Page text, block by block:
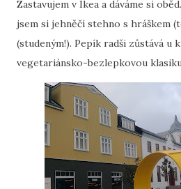
Zastavujem v Ikea a dáváme si
jsem si jehněčí stehno s hráškem
(studeným!). Pepík radši zůstává u
vegetariánsko-bezlepkovou